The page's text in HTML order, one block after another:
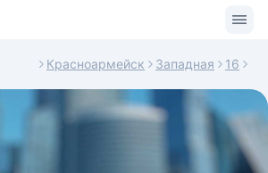
Красноармейск Западная 16